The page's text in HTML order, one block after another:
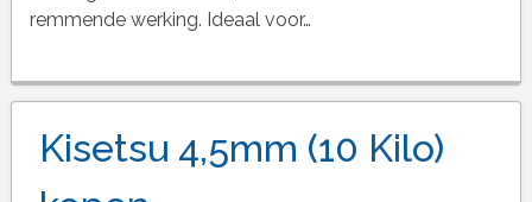
remmende werking. Ideaal voor…
Kisetsu 4,5mm (10 Kilo)